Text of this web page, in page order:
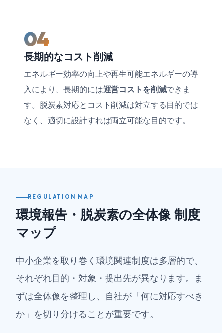
04
長期的なコスト削減
エネルギー効率の向上や再生可能エネルギーの導
入により、長期的には運営コストを削減できま
す。脱炭素対応とコスト削減は対立する目的では
なく、適切に設計すれば両立可能な目的です。
REGULATION MAP
環境報告・脱炭素の全体像 制度
マップ
中小企業を取り巻く環境関連制度は多層的で、
それぞれ目的・対象・提出先が異なります。ま
ずは全体像を整理し、自社が「何に対応すべき
か」を切り分けることが重要です。